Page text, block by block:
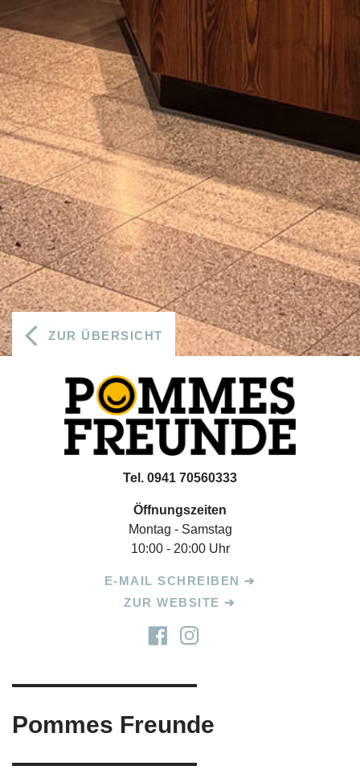
ZUR ÜBERSICHT
Tel. 0941 70560333
Öffnungszeiten
Montag - Samstag
10:00 - 20:00 Uhr
E-MAIL SCHREIBEN
ZUR WEBSITE
Pommes Freunde